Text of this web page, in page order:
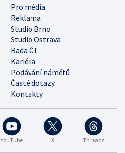
Pro média
Reklama
Studio Brno
Studio Ostrava
Rada ČT
Kariéra
Podávání námětů
Časté dotazy
Kontakty
YouTube X Threads